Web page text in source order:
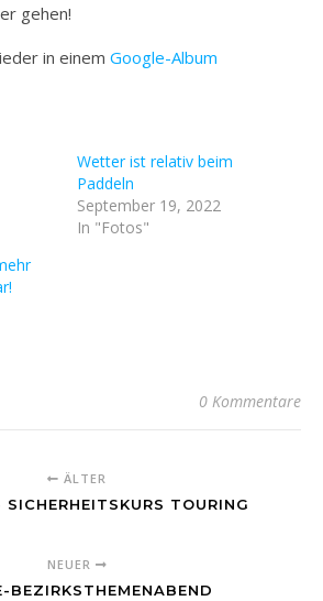
gehen!
in einem Google-Album
Wetter ist relativ beim
Paddeln
September 19, 2022
In "Fotos"
0 Kommentare
ÄLTER
TOURING
NEUER
BEZIRKSTHEMENABEND